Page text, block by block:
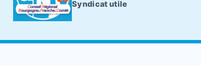
Syndicat utile